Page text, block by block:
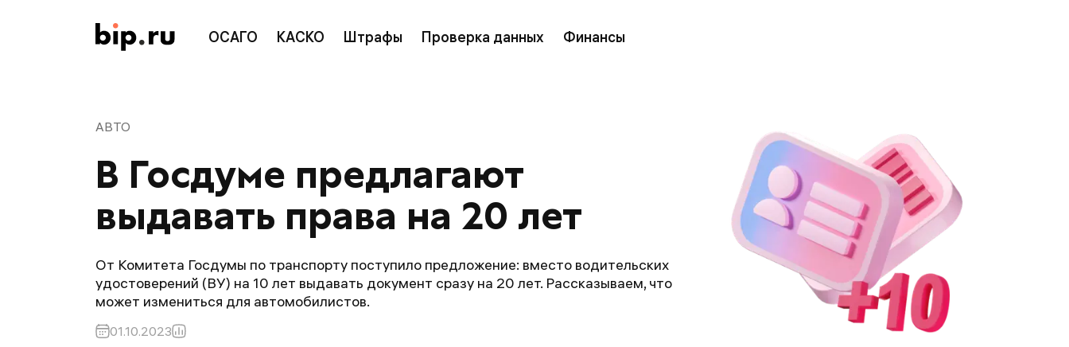
ОСАГО КАСКО Штрафы Проверка данных Финансы
АВТО
В Госдуме предлагают
выдавать права на 20 лет
От Комитета Госдумы по транспорту поступило предложение: вместо водительских
удостоверений (ВУ) на 10 лет выдавать документ сразу на 20 лет. Рассказываем, что
может измениться для автомобилистов.
01.10.2023